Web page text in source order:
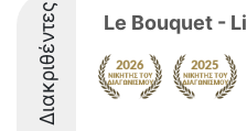
Διακριθέντες Le Bouquet -